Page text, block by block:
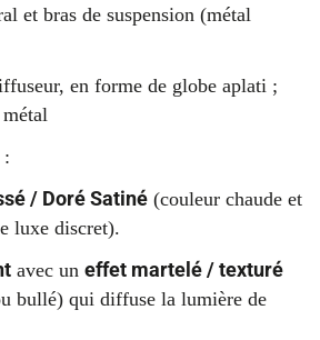
et bras de suspension (métal
en forme de globe aplati ;
:
/ Doré Satiné (couleur chaude et
luxe discret).
avec un effet martelé / texturé
bullé) qui diffuse la lumière de